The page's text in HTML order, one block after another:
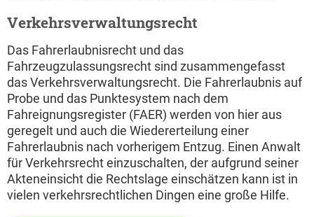
Verkehrsverwaltungsrecht
Das Fahrerlaubnisrecht und das
Fahrzeugzulassungsrecht sind zusammengefasst
das Verkehrsverwaltungsrecht. Die Fahrerlaubnis auf
Probe und das Punktesystem nach dem
Fahreignungsregister (FAER) werden von hier aus
geregelt und auch die Wiedererteilung einer
Fahrerlaubnis nach vorherigem Entzug. Einen Anwalt
für Verkehrsrecht einzuschalten, der aufgrund seiner
Akteneinsicht die Rechtslage einschätzen kann ist in
vielen verkehrsrechtlichen Dingen eine große Hilfe.